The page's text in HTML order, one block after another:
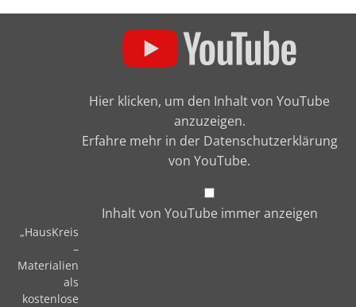
Hier klicken, um den Inhalt von YouTube
anzuzeigen.
Erfahre mehr in der Datenschutzerklärung
von YouTube.
Inhalt von YouTube immer anzeigen
„HausKreis
–
Materialien
als
kostenlose